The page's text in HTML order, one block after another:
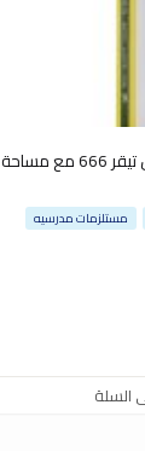
طقم اقلام رصاص كلاس تيقر 666 مع مساحة
مستلزمات مدرسيه
السلة